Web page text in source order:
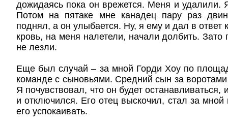
дожидаясь пока он врежется. Меня и удалили.
Потом на пятаке мне канадец пару раз
поднял, а он улыбается. Ну, я ему и дал в ответ
кровь, на меня налетели, начали долбить.
не лезли.
Еще был случай – за мной Горди Хоу по
команде с сыновьями. Средний сын за
Я почувствовал, что он будет
и отключился. Его отец выскочил, стал за
его успокаивать.